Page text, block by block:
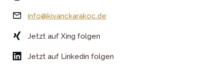
info@kivanckarakoc.de
Jetzt auf Xing folgen
Jetzt auf Linkedin folgen